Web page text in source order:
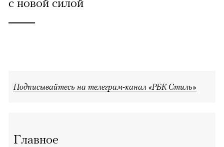
Подписывайтесь на телеграм-канал «РБК Стиль»
Главное